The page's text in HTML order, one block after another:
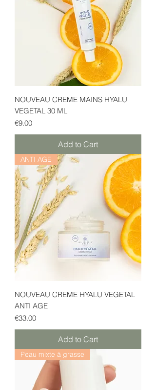
NOUVEAU CREME MAINS HYALU
VEGETAL 30 ML
Price
€9.00
Add to Cart
ANTI AGE
NOUVEAU CREME HYALU VEGETAL
ANTI AGE
Price
€33.00
Add to Cart
Peau mixte à grasse